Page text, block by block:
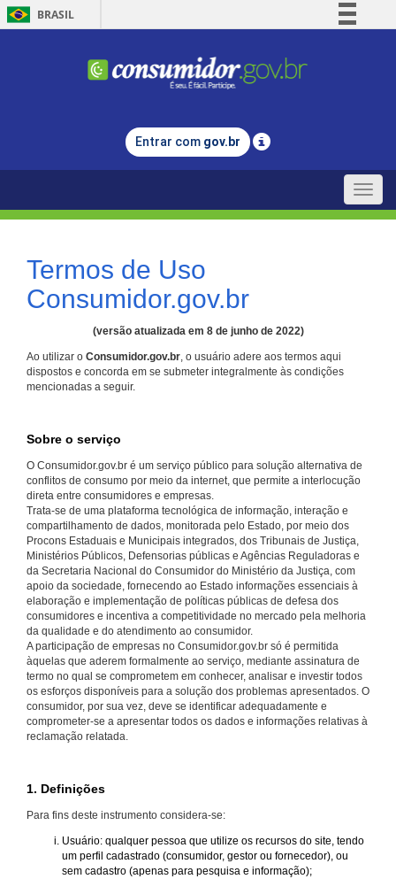
BRASIL
Comunica BR
Legislação
Entrar com gov.br
Toggle
Termos de Uso
Consumidor.gov.br
(versão atualizada em 8 de junho de 2022)
Ao utilizar o Consumidor.gov.br, o usuário adere aos termos aqui
dispostos e concorda em se submeter integralmente às condições
mencionadas a seguir.
Sobre o serviço
O Consumidor.gov.br é um serviço público para solução alternativa de
conflitos de consumo por meio da internet, que permite a interlocução
direta entre consumidores e empresas.
Trata-se de uma plataforma tecnológica de informação, interação e
compartilhamento de dados, monitorada pelo Estado, por meio dos
Procons Estaduais e Municipais integrados, dos Tribunais de Justiça,
Ministérios Públicos, Defensorias públicas e Agências Reguladoras e
da Secretaria Nacional do Consumidor do Ministério da Justiça, com
apoio da sociedade, fornecendo ao Estado informações essenciais à
elaboração e implementação de políticas públicas de defesa dos
consumidores e incentiva a competitividade no mercado pela melhoria
da qualidade e do atendimento ao consumidor.
A participação de empresas no Consumidor.gov.br só é permitida
àquelas que aderem formalmente ao serviço, mediante assinatura de
termo no qual se comprometem em conhecer, analisar e investir todos
os esforços disponíveis para a solução dos problemas apresentados. O
consumidor, por sua vez, deve se identificar adequadamente e
comprometer-se a apresentar todos os dados e informações relativas à
reclamação relatada.
1. Definições
Para fins deste instrumento considera-se:
Usuário: qualquer pessoa que utilize os recursos do site, tendo
um perfil cadastrado (consumidor, gestor ou fornecedor), ou
sem cadastro (apenas para pesquisa e informação);